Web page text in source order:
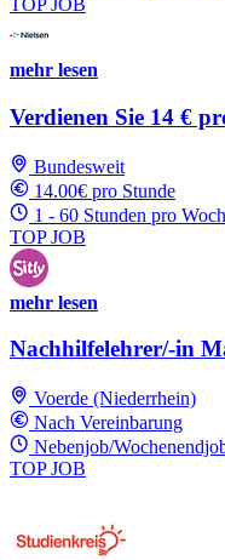
TOP JOB
mehr lesen
Verdienen Sie 14 €
Bundesweit
14.00€ pro Stunde
1 - 60 Stunden pro
TOP JOB
mehr lesen
Nachhilfelehrer/-in
Voerde (Niederrhein)
Nach Vereinbarung
Nebenjob/
TOP JOB